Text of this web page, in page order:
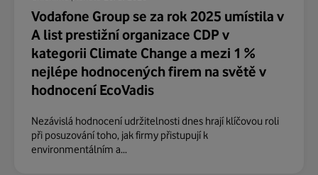
Vodafone Group se za rok 2025 umístila v
A list prestižní organizace CDP v
kategorii Climate Change a mezi 1 %
nejlépe hodnocených firem na světě v
hodnocení EcoVadis
Nezávislá hodnocení udržitelnosti dnes hrají klíčovou roli
při posuzování toho, jak firmy přistupují k
environmentálním a...